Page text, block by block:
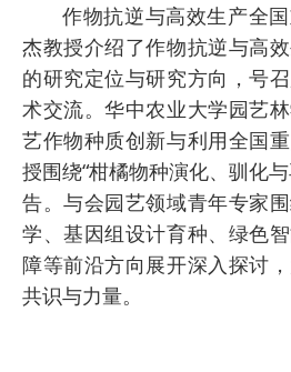
作物抗逆与高效生产全
杰教授介绍了作物抗逆与高
的研究定位与研究方向，号
术交流。华中农业大学园艺
艺作物种质创新与利用全国
授围绕“柑橘物种演化、驯化
告。与会园艺领域青年专家
学、基因组设计育种、绿色
障等前沿方向展开深入探讨
共识与力量。